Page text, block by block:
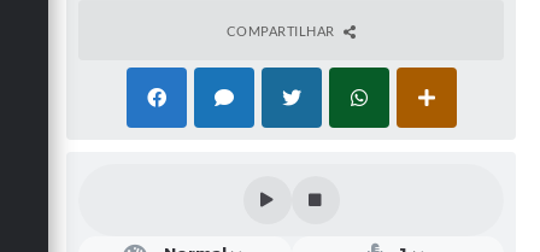
COMPARTILHAR